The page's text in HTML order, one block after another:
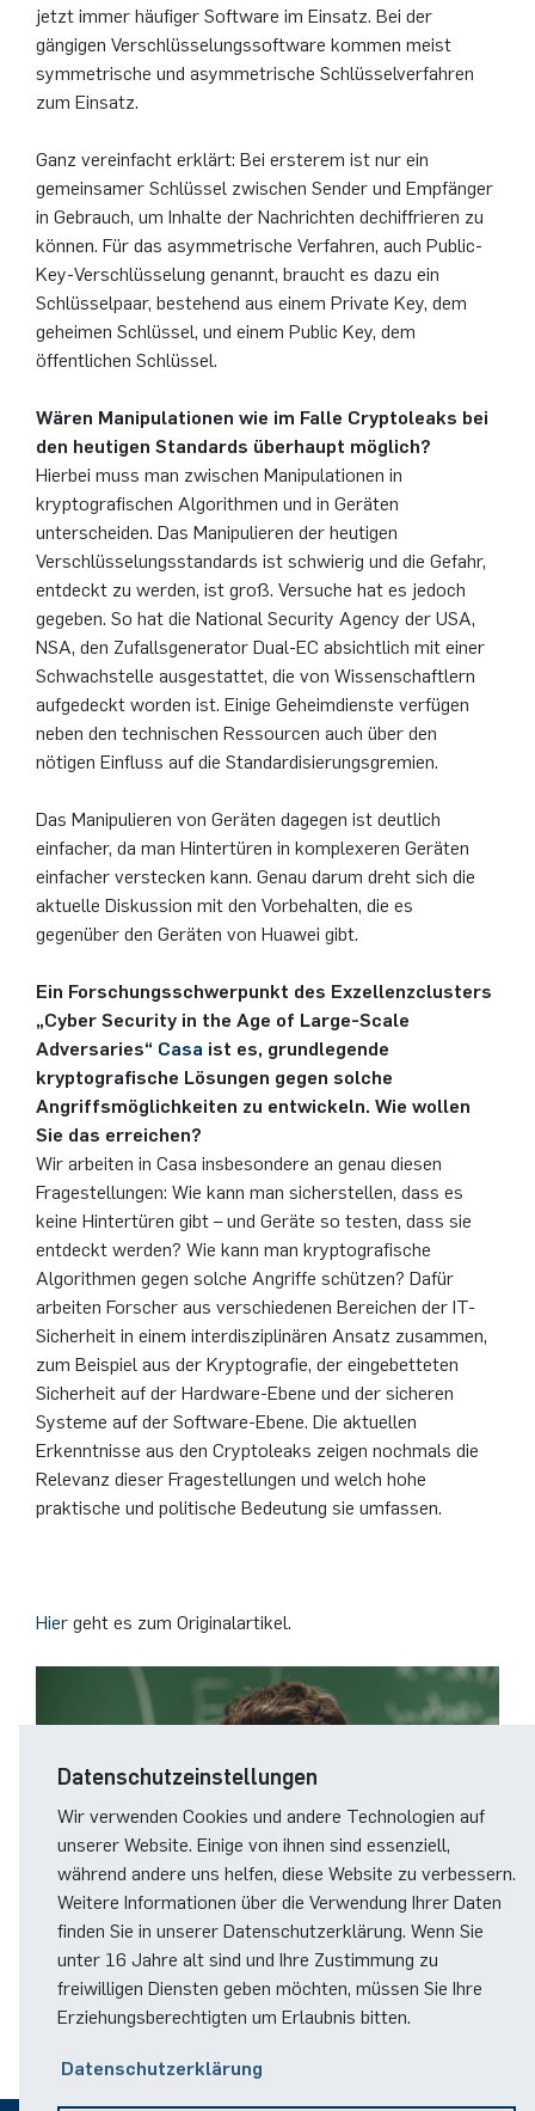
jetzt immer häufiger Software im Einsatz. Bei der
gängigen Verschlüsselungssoftware kommen meist
symmetrische und asymmetrische Schlüsselverfahren
zum Einsatz.
Ganz vereinfacht erklärt: Bei ersterem ist nur ein
gemeinsamer Schlüssel zwischen Sender und Empfänger
in Gebrauch, um Inhalte der Nachrichten dechiffrieren zu
können. Für das asymmetrische Verfahren, auch Public-
Key-Verschlüsselung genannt, braucht es dazu ein
Schlüsselpaar, bestehend aus einem Private Key, dem
geheimen Schlüssel, und einem Public Key, dem
öffentlichen Schlüssel.
Wären Manipulationen wie im Falle Cryptoleaks bei
den heutigen Standards überhaupt möglich?
Hierbei muss man zwischen Manipulationen in
kryptografischen Algorithmen und in Geräten
unterscheiden. Das Manipulieren der heutigen
Verschlüsselungsstandards ist schwierig und die Gefahr,
entdeckt zu werden, ist groß. Versuche hat es jedoch
gegeben. So hat die National Security Agency der USA,
NSA, den Zufallsgenerator Dual-EC absichtlich mit einer
Schwachstelle ausgestattet, die von Wissenschaftlern
aufgedeckt worden ist. Einige Geheimdienste verfügen
neben den technischen Ressourcen auch über den
nötigen Einfluss auf die Standardisierungsgremien.
Das Manipulieren von Geräten dagegen ist deutlich
einfacher, da man Hintertüren in komplexeren Geräten
einfacher verstecken kann. Genau darum dreht sich die
aktuelle Diskussion mit den Vorbehalten, die es
gegenüber den Geräten von Huawei gibt.
Ein Forschungsschwerpunkt des Exzellenzclusters
„Cyber Security in the Age of Large-Scale
Adversaries“ Casa ist es, grundlegende
kryptografische Lösungen gegen solche
Angriffsmöglichkeiten zu entwickeln. Wie wollen
Sie das erreichen?
Wir arbeiten in Casa insbesondere an genau diesen
Fragestellungen: Wie kann man sicherstellen, dass es
keine Hintertüren gibt – und Geräte so testen, dass sie
entdeckt werden? Wie kann man kryptografische
Algorithmen gegen solche Angriffe schützen? Dafür
arbeiten Forscher aus verschiedenen Bereichen der IT-
Sicherheit in einem interdisziplinären Ansatz zusammen,
zum Beispiel aus der Kryptografie, der eingebetteten
Sicherheit auf der Hardware-Ebene und der sicheren
Systeme auf der Software-Ebene. Die aktuellen
Erkenntnisse aus den Cryptoleaks zeigen nochmals die
Relevanz dieser Fragestellungen und welch hohe
praktische und politische Bedeutung sie umfassen.
Hier geht es zum Originalartikel.
© RUB, Nelle
Datenschutzeinstellungen
Wir verwenden Cookies und andere Technologien auf
unserer Website. Einige von ihnen sind essenziell,
während andere uns helfen, diese Website zu verbessern.
Weitere Informationen über die Verwendung Ihrer Daten
finden Sie in unserer Datenschutzerklärung. Wenn Sie
unter 16 Jahre alt sind und Ihre Zustimmung zu
freiwilligen Diensten geben möchten, müssen Sie Ihre
Erziehungsberechtigten um Erlaubnis bitten.
Datenschutzerklärung